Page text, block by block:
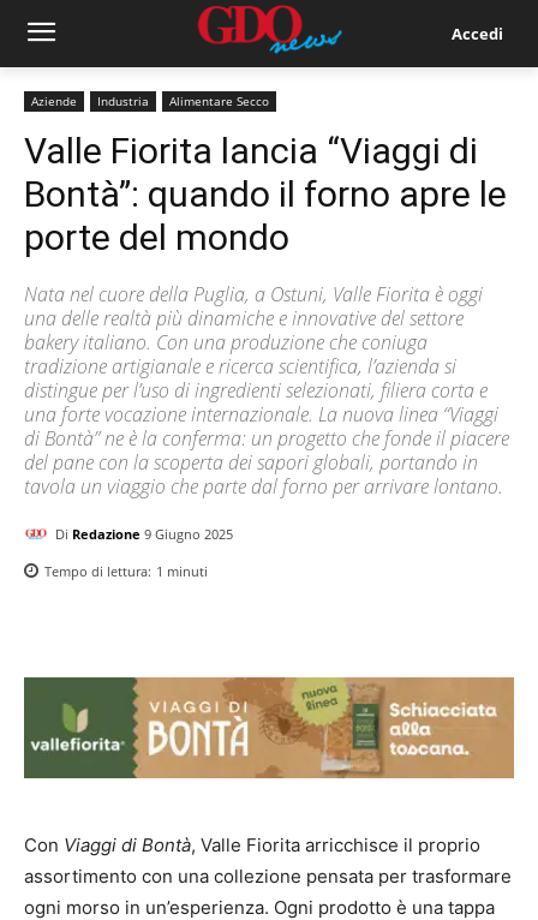
Accedi
Aziende Industria Alimentare Secco
Valle Fiorita lancia “Viaggi di
Bontà”: quando il forno apre le
porte del mondo
Nata nel cuore della Puglia, a Ostuni, Valle Fiorita è oggi
una delle realtà più dinamiche e innovative del settore
bakery italiano. Con una produzione che coniuga
tradizione artigianale e ricerca scientifica, l’azienda si
distingue per l’uso di ingredienti selezionati, filiera corta e
una forte vocazione internazionale. La nuova linea “Viaggi
di Bontà” ne è la conferma: un progetto che fonde il piacere
del pane con la scoperta dei sapori globali, portando in
tavola un viaggio che parte dal forno per arrivare lontano.
Di Redazione 9 Giugno 2025
Tempo di lettura: 1 minuti
Con Viaggi di Bontà, Valle Fiorita arricchisce il proprio
assortimento con una collezione pensata per trasformare
ogni morso in un’esperienza. Ogni prodotto è una tappa